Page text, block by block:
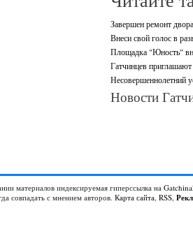
Завершен ремонт
Внеси свой голос в
Площадка "Юность"
Гатчинцев
Несовершеннолетний
Новости
материалов индексируемая гиперссылка на
совпадать с мнением авторов. Карта сайта, RSS,